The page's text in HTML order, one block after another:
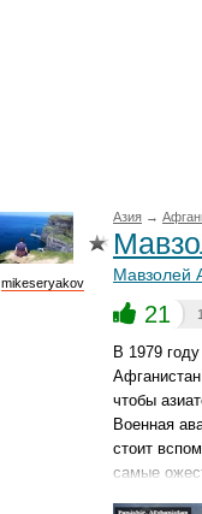
mikeseryakov
Азия →
Мавзолей
21
В 1979
чтобы
Военная
стоит
самые